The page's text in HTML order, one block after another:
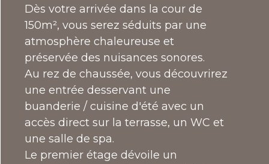
Dès votre arrivée dans la cour de
150m², vous serez séduits par une
atmosphère chaleureuse et
préservée des nuisances sonores.
Au rez de chaussée, vous découvrirez
une entrée desservant une
buanderie / cuisine d'été avec un
accès direct sur la terrasse, un WC et
une salle de spa.
Le premier étage dévoile un